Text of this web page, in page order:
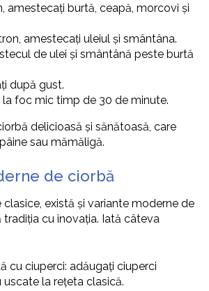
amestecați burtă, ceapă, morcovi și
amestecați uleiul și smântâna.
de ulei și smântână peste burtă
după gust.
la foc mic timp de 30 de minute.
delicioasă și sănătoasă, care
sau mămăligă.
de ciorbă
clasice, există și variante moderne de
tradiția cu inovația. Iată câteva
cu ciuperci: adăugați ciuperci
la rețeta clasică.